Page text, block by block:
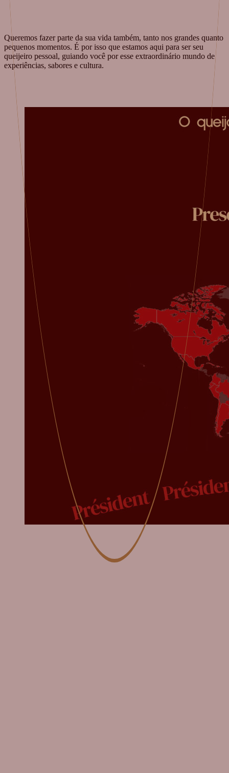
Queremos fazer parte da sua vida também, tanto nos grandes quanto
pequenos momentos. É por isso que estamos aqui para ser seu
queijeiro pessoal, guiando você por esse extraordinário mundo de
experiências, sabores e cultura.